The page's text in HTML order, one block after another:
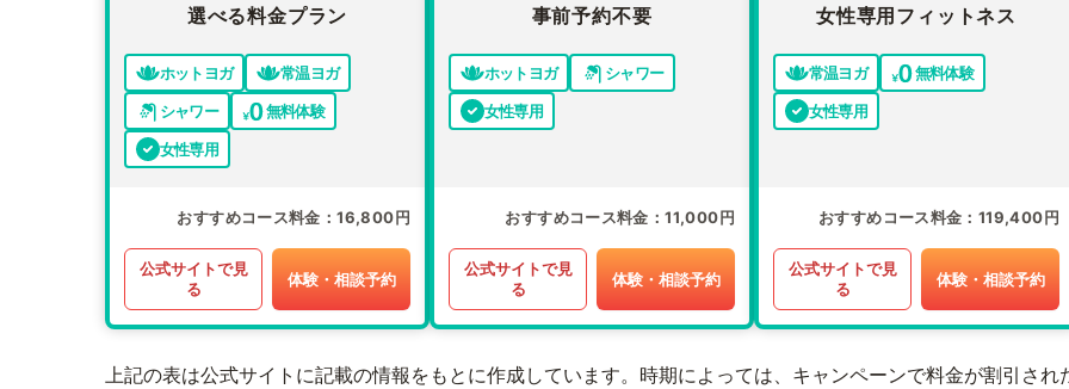
選べる料金プラン
ホットヨガ
常温ヨガ
シャワー
無料体験
女性専用
おすすめコース料金 16,800円
公式サイトで見
る
体験・相談予約
事前予約不要
ホットヨガ
シャワー
女性専用
おすすめコース料金 11,000円
公式サイトで見
る
体験・相談予約
女性専用フィットネス
常温ヨガ
無料体験
女性専用
おすすめコース料金 119,400円
公式サイトで見
る
体験・相談予約
上記の表は公式サイトに記載の情報をもとに作成しています。時期によっては、キャンペーンで料金が割引され